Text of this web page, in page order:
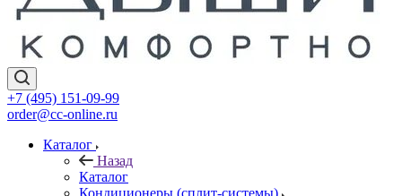
+7 (495) 151-09-99
order@cc-online.ru
Каталог
Назад
Каталог
Кондиционеры (сплит-системы)